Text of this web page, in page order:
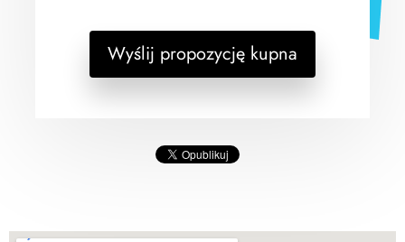
Wyślij propozycję kupna